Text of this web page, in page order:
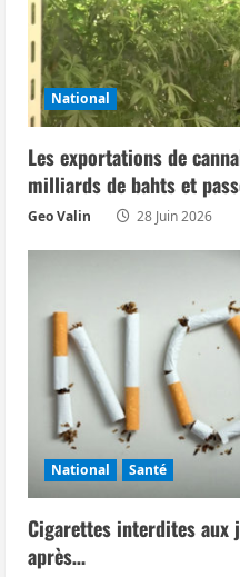
n
d
’
a
r
t
National
Les exportations de
milliards de bahts et
Geo Valin 28 Juin 2026
National Santé
Cigarettes interdites aux
après…